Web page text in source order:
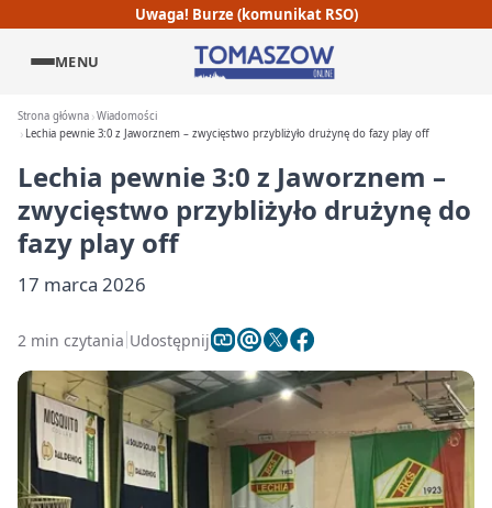
Uwaga! Burze (komunikat RSO)
MENU
Strona główna Wiadomości
Lechia pewnie 3:0 z Jaworznem – zwycięstwo przybliżyło drużynę do fazy play off
Lechia pewnie 3:0 z Jaworznem –
zwycięstwo przybliżyło drużynę do
fazy play off
17 marca 2026
2 min czytania Udostępnij